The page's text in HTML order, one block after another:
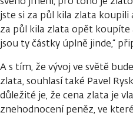
jste si za půl kila zlata
za půl kila zlata opět
jsou ty částky úplně jinde,“
A s tím, že vývoj ve světě
zlata, souhlasí také Pavel
důležité je, že cena zlata je
znehodnocení peněz, ve